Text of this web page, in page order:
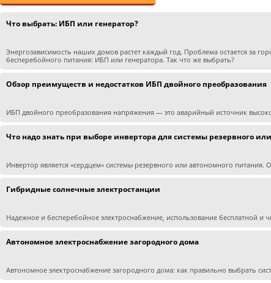
Что выбрать: ИБП или генератор?
Энергозависимость наших домов растет каждый год. Проблема остается за
бесперебойного питания: ИБП или генератора. Так что же выбрать?
Обзор преимуществ и недостатков ИБП двойного преобразования
ИБП двойного преобразования напряжения — это аварийный источник
Что надо знать при выборе инвертора для системы резервного
Инвертор является «сердцем» системы резервного или автономного питания.
Гибридные солнечные электростанции
Надежное и бесперебойное электроснабжение, использование бесплатной и
Автономное электроснабжение загородного дома
Автономное электроснабжение загородного дома: как правильно выбрать